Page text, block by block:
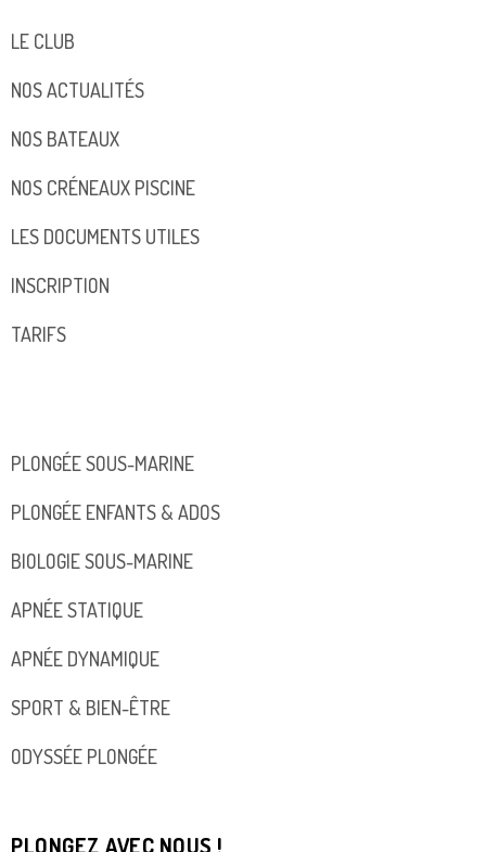
LE CLUB
NOS ACTUALITÉS
NOS BATEAUX
NOS CRÉNEAUX PISCINE
LES DOCUMENTS UTILES
INSCRIPTION
TARIFS
PLONGÉE SOUS-MARINE
PLONGÉE ENFANTS & ADOS
BIOLOGIE SOUS-MARINE
APNÉE STATIQUE
APNÉE DYNAMIQUE
SPORT & BIEN-ÊTRE
ODYSSÉE PLONGÉE
PLONGEZ AVEC NOUS !